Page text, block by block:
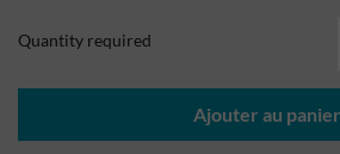
Quantity required
Ajouter au panier